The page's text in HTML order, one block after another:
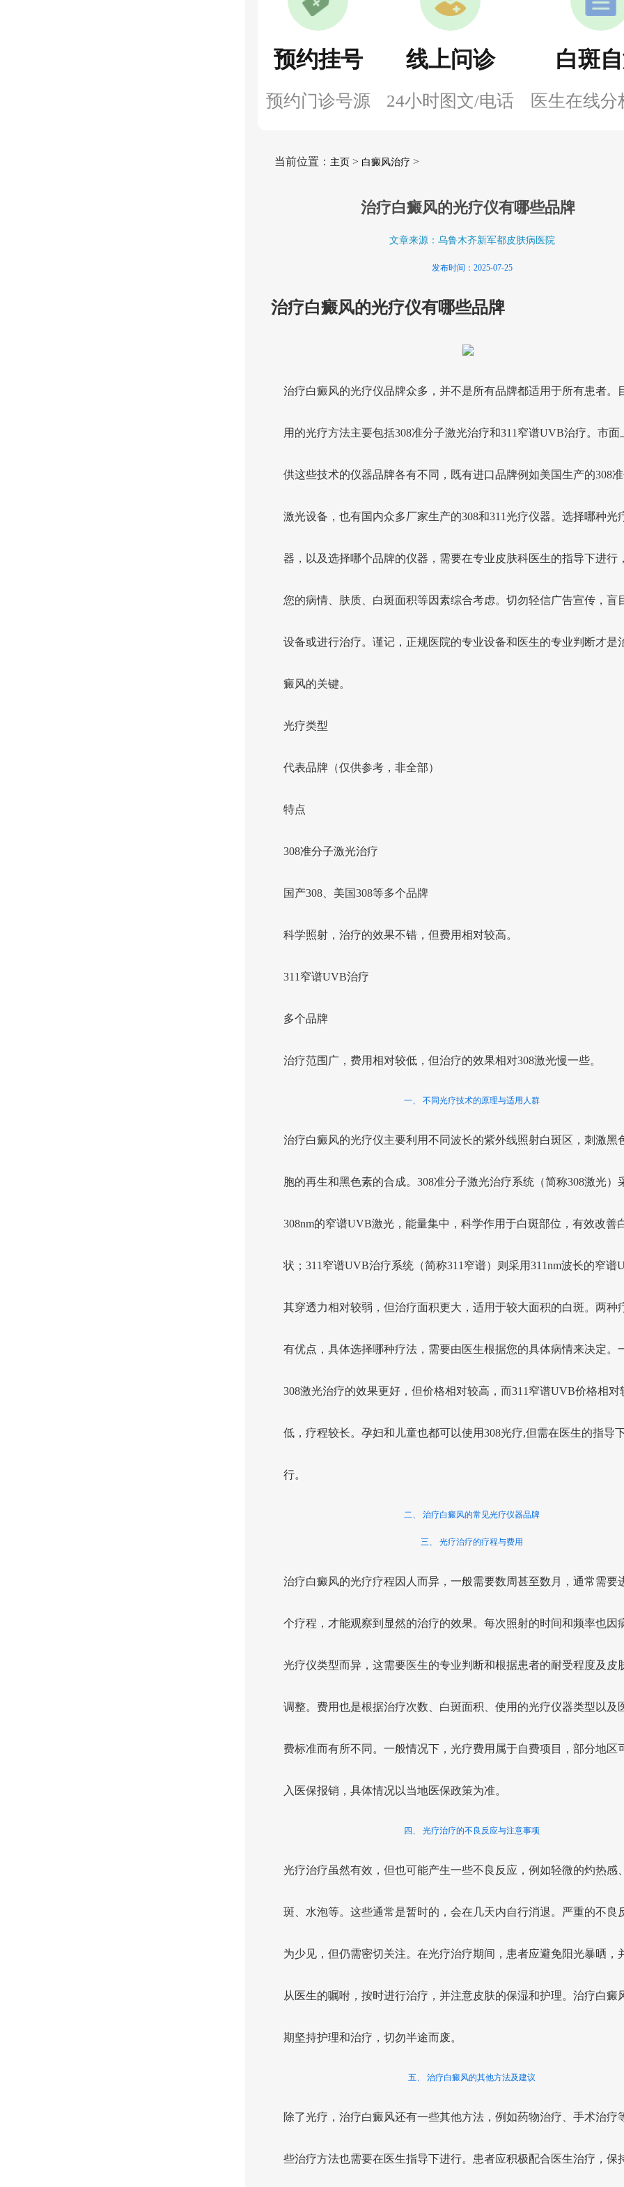
预约挂号
预约门诊号源
线上问诊
24小时图文/电话
白斑
医生在线分
当前位置： 主页> 白癜风治疗 >
治疗白癜风的光疗仪有哪些品牌
文章来源：乌鲁木齐新军都皮肤病医院
发布时间：2025-07-25
治疗白癜风的光疗仪有哪些品牌
治疗白癜风的光疗仪品牌众多，并不是所有品牌都适用于所有患者。
用的光疗方法主要包括308准分子激光治疗和311窄谱UVB治疗。市面
供这些技术的仪器品牌各有不同，既有进口品牌例如美国生产的308
激光设备，也有国内众多厂家生产的308和311光疗仪器。选择哪种光
器，以及选择哪个品牌的仪器，需要在专业皮肤科医生的指导下进行
您的病情、肤质、白斑面积等因素综合考虑。切勿轻信广告宣传，盲
设备或进行治疗。谨记，正规医院的专业设备和医生的专业判断才是
癜风的关键。
光疗类型
代表品牌（仅供参考，非全部）
特点
308准分子激光治疗
国产308、美国308等多个品牌
科学照射，治疗的效果不错，但费用相对较高。
311窄谱UVB治疗
多个品牌
治疗范围广，费用相对较低，但治疗的效果相对308激光慢一些。
一、 不同光疗技术的原理与适用人群
治疗白癜风的光疗仪主要利用不同波长的紫外线照射白斑区，刺激黑
胞的再生和黑色素的合成。308准分子激光治疗系统（简称308激光）
308nm的窄谱UVB激光，能量集中，科学作用于白斑部位，有效改善
状；311窄谱UVB治疗系统（简称311窄谱）则采用311nm波长的窄谱
其穿透力相对较弱，但治疗面积更大，适用于较大面积的白斑。两种
有优点，具体选择哪种疗法，需要由医生根据您的具体病情来决定。
308激光治疗的效果更好，但价格相对较高，而311窄谱UVB价格相对
低，疗程较长。孕妇和儿童也都可以使用308光疗,但需在医生的指导
行。
二、 治疗白癜风的常见光疗仪器品牌
三、 光疗治疗的疗程与费用
治疗白癜风的光疗疗程因人而异，一般需要数周甚至数月，通常需要
个疗程，才能观察到显然的治疗的效果。每次照射的时间和频率也因
光疗仪类型而异，这需要医生的专业判断和根据患者的耐受程度及皮
调整。费用也是根据治疗次数、白斑面积、使用的光疗仪器类型以及
费标准而有所不同。一般情况下，光疗费用属于自费项目，部分地区
入医保报销，具体情况以当地医保政策为准。
四、 光疗治疗的不良反应与注意事项
光疗治疗虽然有效，但也可能产生一些不良反应，例如轻微的灼热感
斑、水泡等。这些通常是暂时的，会在几天内自行消退。严重的不良
为少见，但仍需密切关注。在光疗治疗期间，患者应避免阳光暴晒，
从医生的嘱咐，按时进行治疗，并注意皮肤的保湿和护理。治疗白癜
期坚持护理和治疗，切勿半途而废。
五、 治疗白癜风的其他方法及建议
除了光疗，治疗白癜风还有一些其他方法，例如药物治疗、手术治疗
些治疗方法也需要在医生指导下进行。患者应积极配合医生治疗，保